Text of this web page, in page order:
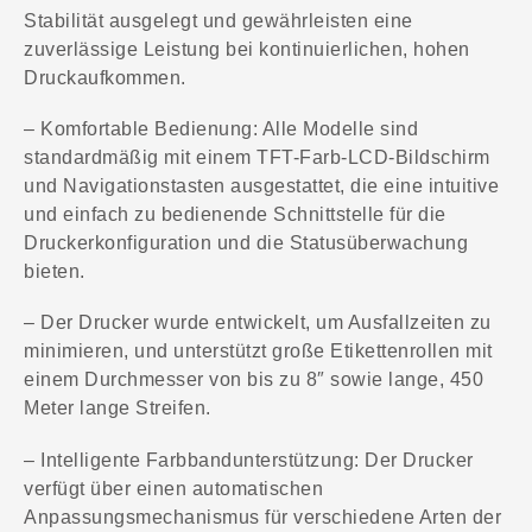
Stabilität ausgelegt und gewährleisten eine
zuverlässige Leistung bei kontinuierlichen, hohen
Druckaufkommen.
– Komfortable Bedienung: Alle Modelle sind
standardmäßig mit einem TFT-Farb-LCD-Bildschirm
und Navigationstasten ausgestattet, die eine intuitive
und einfach zu bedienende Schnittstelle für die
Druckerkonfiguration und die Statusüberwachung
bieten.
– Der Drucker wurde entwickelt, um Ausfallzeiten zu
minimieren, und unterstützt große Etikettenrollen mit
einem Durchmesser von bis zu 8″ sowie lange, 450
Meter lange Streifen.
– Intelligente Farbbandunterstützung: Der Drucker
verfügt über einen automatischen
Anpassungsmechanismus für verschiedene Arten der